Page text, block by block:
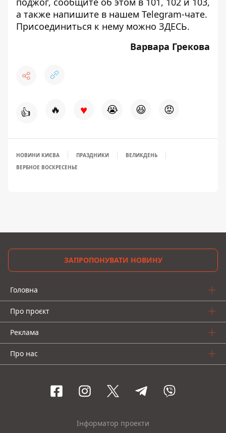
а также напишите в нашем Telegram-чате.
Присоединиться к нему можно ЗДЕСЬ.
Варвара Грекова
👍 🔥 ♥ 😭 😆 😡
НОВИНИ КИЄВА ПРАЗДНИКИ
ВЕЛИКДЕНЬ
ВЕРБНОЕ ВОСКРЕСЕНЬЕ
ЗАПРОПОНУВАТИ НОВИНУ
Головна
Про проєкт
Реклама
Про нас
Інформатор проекти